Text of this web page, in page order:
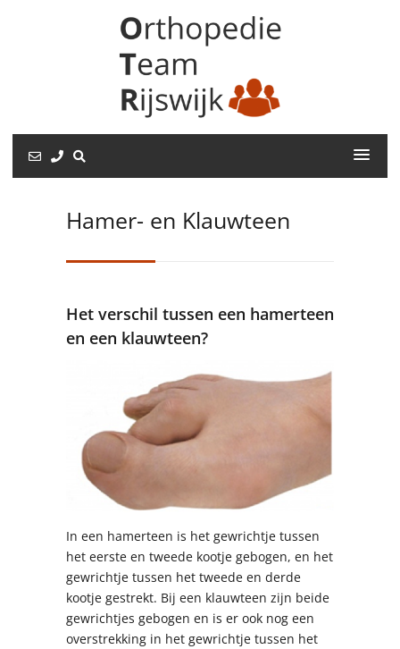
Hamer- en Klauwteen
Het verschil tussen een hamerteen
en een klauwteen?
In een hamerteen is het gewrichtje tussen
het eerste en tweede kootje gebogen, en het
gewrichtje tussen het tweede en derde
kootje gestrekt. Bij een klauwteen zijn beide
gewrichtjes gebogen en is er ook nog een
overstrekking in het gewrichtje tussen het